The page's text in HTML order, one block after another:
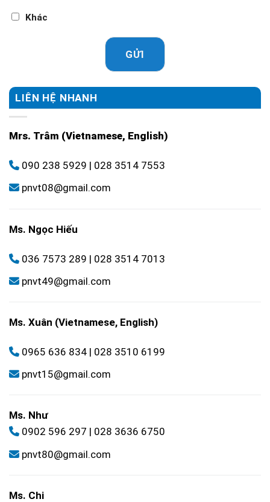
Khác
GỬI
LIÊN HỆ NHANH
Mrs. Trâm (Vietnamese, English)
090 238 5929 | 028 3514 7553
pnvt08@gmail.com
Ms. Ngọc Hiếu
036 7573 289 | 028 3514 7013
pnvt49@gmail.com
Ms. Xuân (Vietnamese, English)
0965 636 834 | 028 3510 6199
pnvt15@gmail.com
Ms. Như
0902 596 297 | 028 3636 6750
pnvt80@gmail.com
Ms. Chi